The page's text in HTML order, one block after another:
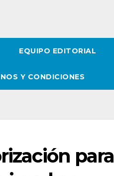
EQUIPO EDITORIAL
Y CONDICIONES